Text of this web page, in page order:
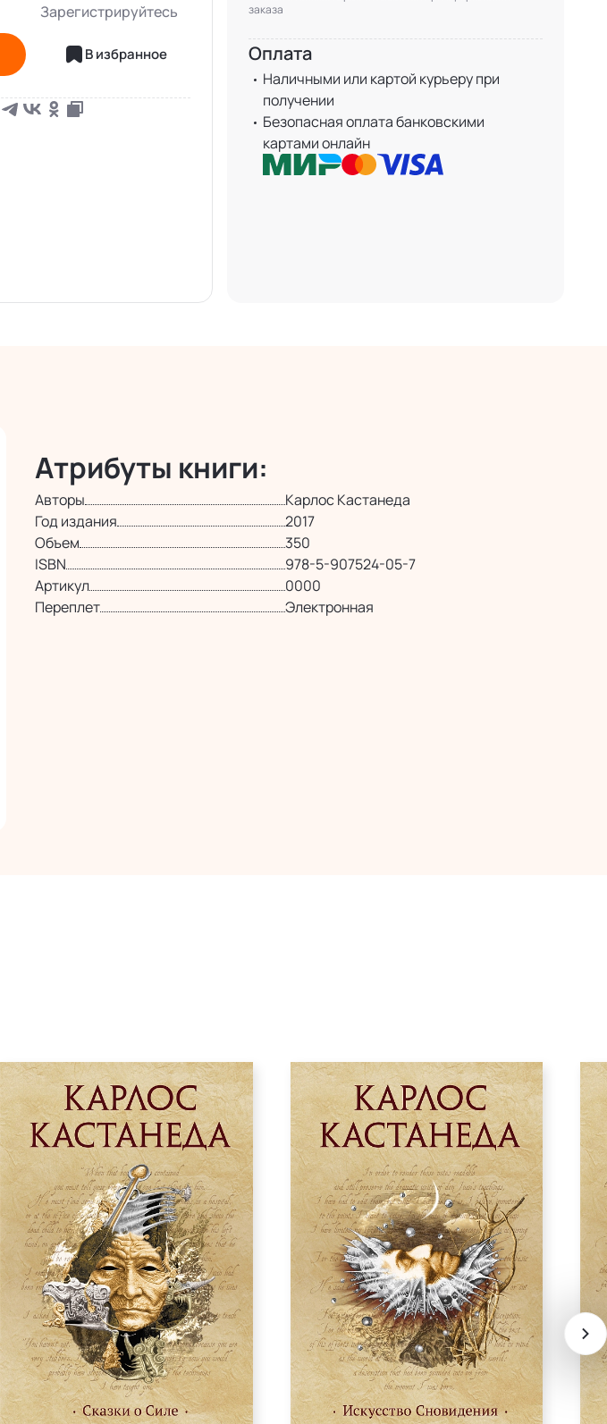
Зарегистрируйтесь
В избранное
заказа
Оплата
Наличными или картой курьеру при
получении
Безопасная оплата банковскими
картами онлайн
Атрибуты книги:
Авторы
Карлос Кастанеда
Год издания
2017
Объем
350
ISBN
978-5-907524-05-7
Артикул
0000
Переплет
Электронная